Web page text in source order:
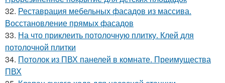
32. Реставрация мебельных фасадов из массива.
Восстановление прямых фасадов
33. На что приклеить потолочную плитку. Клей для
потолочной плитки
34. Потолок из ПВХ панелей в комнате. Преимущества
ПВХ